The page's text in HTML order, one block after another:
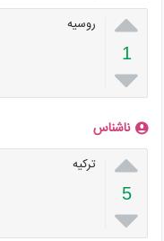

1

روسیه
ناشناس

5

ترکیه